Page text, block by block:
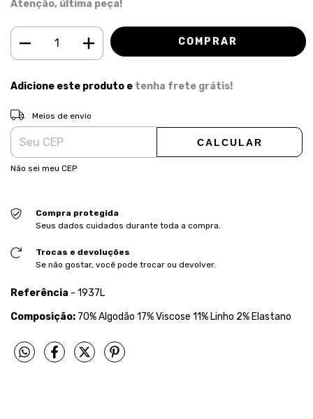
Atenção, última peça!
Adicione este produto e tenha frete grátis!
Entregas para o CEP:
Meios de envio
CALCULAR
Não sei meu CEP
Compra protegida
Seus dados cuidados durante toda a compra.
Trocas e devoluções
Se não gostar, você pode trocar ou devolver.
Referência - 1937L
Composição: 70% Algodão 17% Viscose 11% Linho 2% Elastano